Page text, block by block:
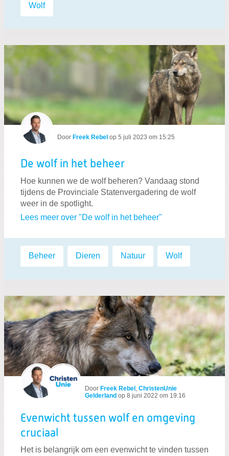
Wolf
Door Freek Rebel op 5 juli 2023 om 15:25
De wolf in het beheer
Hoe kunnen we de wolf beheren? Vandaag stond
tijdens de Provinciale Statenvergadering de wolf
weer in de spotlight.
Lees meer over "De wolf in het beheer"
Labels:
Beheer Dieren Natuur Wolf
Door Freek Rebel ChristenUnie
Gelderland op 8 juni 2022 om 19:16
Evenwicht tussen wolf en omgeving
cruciaal
Het is belangrijk om een evenwicht te vinden tussen